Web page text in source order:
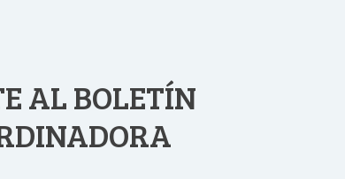
AL BOLETÍN